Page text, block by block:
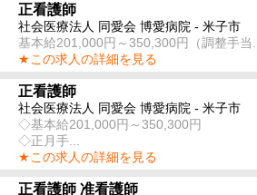
正看護師
社会医療法人 同愛会 博愛病院 - 米子市
基本給201,000円～350,300円（調整手当...
★この求人の詳細を見る
正看護師
社会医療法人 同愛会 博愛病院 - 米子市
◇基本給201,000円～350,300円
◇正月手...
★この求人の詳細を見る
正看護師 准看護師